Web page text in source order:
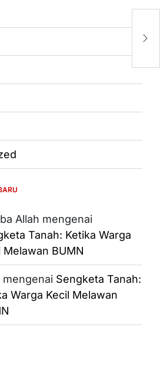
Allah mengenai
Tanah: Ketika Warga
Melawan BUMN
mengenai Sengketa Tanah:
Warga Kecil Melawan